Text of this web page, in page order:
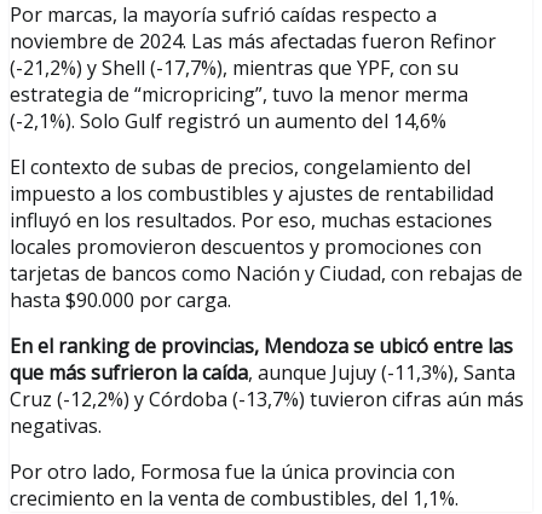
Por marcas, la mayoría sufrió caídas respecto a
noviembre de 2024. Las más afectadas fueron Refinor
(-21,2%) y Shell (-17,7%), mientras que YPF, con su
estrategia de “micropricing”, tuvo la menor merma
(-2,1%). Solo Gulf registró un aumento del 14,6%
El contexto de subas de precios, congelamiento del
impuesto a los combustibles y ajustes de rentabilidad
influyó en los resultados. Por eso, muchas estaciones
locales promovieron descuentos y promociones con
tarjetas de bancos como Nación y Ciudad, con rebajas de
hasta $90.000 por carga.
En el ranking de provincias, Mendoza se ubicó entre las
que más sufrieron la caída, aunque Jujuy (-11,3%), Santa
Cruz (-12,2%) y Córdoba (-13,7%) tuvieron cifras aún más
negativas.
Por otro lado, Formosa fue la única provincia con
crecimiento en la venta de combustibles, del 1,1%.